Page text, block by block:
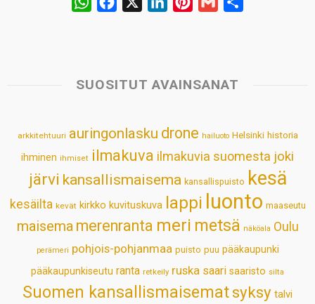
s
p
b
k
e
n
e
s
t
l
SUOSITUT AVAINSANAT
arkkitehtuuri auringonlasku drone hailuoto Helsinki historia
ihminen ihmiset ilmakuva ilmakuvia suomesta joki
järvi kansallismaisema kansallispuisto kesä
kesäilta kevät kirkko kuvituskuva lappi luonto maaseutu
maisema merenranta meri metsä näköala Oulu
perämeri pohjois-pohjanmaa puisto puu pääkaupunki
pääkaupunkiseutu ranta retkeily ruska saari saaristo silta
Suomen kansallismaisematsyksy talvi